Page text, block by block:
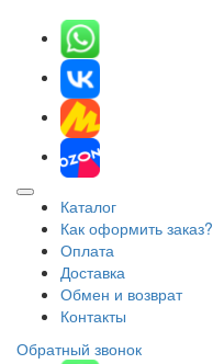
Каталог
Как оформить заказ?
Оплата
Доставка
Обмен и возврат
Контакты
Обратный звонок